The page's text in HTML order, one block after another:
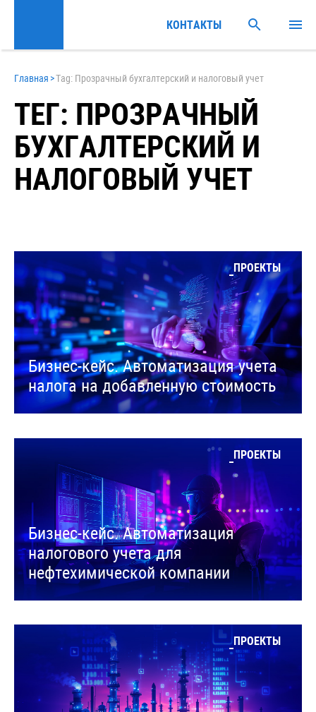
Главная >Tag: Прозрачный бухгалтерский и налоговый учет
ТЕГ: ПРОЗРАЧНЫЙ
БУХГАЛТЕРСКИЙ И
НАЛОГОВЫЙ УЧЕТ
ПРОЕКТЫ
Бизнес-кейс. Автоматизация учета
налога на добавленную стоимость
ПРОЕКТЫ
Бизнес-кейс. Автоматизация
налогового учета для
нефтехимической компании
ПРОЕКТЫ
КОНТАКТЫ